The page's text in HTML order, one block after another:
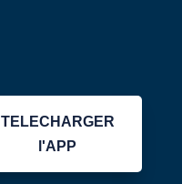
TELECHARGER
l'APP